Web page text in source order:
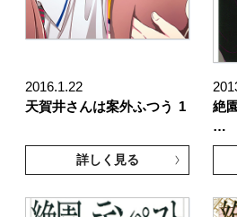
2016.1.22
天賀井さんは案外ふつう
1
詳しく見る
絶
…